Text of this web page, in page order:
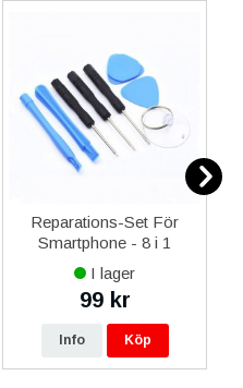
Reparations-Set För
Smartphone - 8 i 1
I lager
99 kr
Info Köp